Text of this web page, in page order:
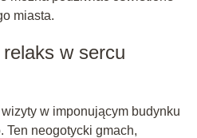
miasta.
w sercu
w imponującym budynku
Ten neogotycki gmach,